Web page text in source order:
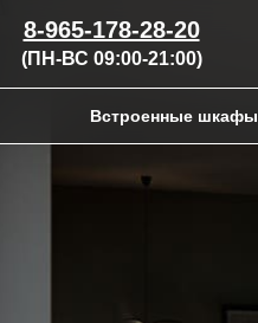
8-965-178-28-20
(ПН-ВС 09:00-21:00)
Встроенные шкафы